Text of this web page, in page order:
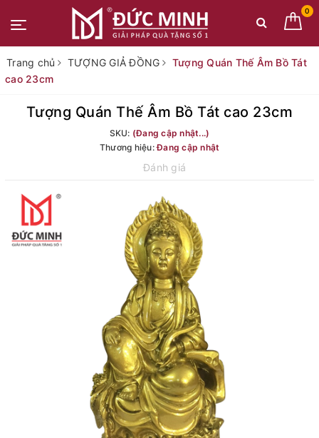
0
Trang chủ TƯỢNG GIẢ ĐỒNG
Tượng Quán Thế Âm Bồ Tát
cao 23cm
Tượng Quán Thế Âm Bồ Tát cao 23cm
SKU: (Đang cập nhật...)
Thương hiệu:Đang cập nhật
Đánh giá